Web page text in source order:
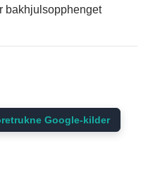
bakhjulsopphenget
Google-kilder